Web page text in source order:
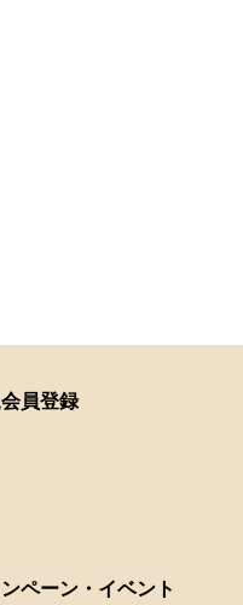
員登録
ペーン・イベント